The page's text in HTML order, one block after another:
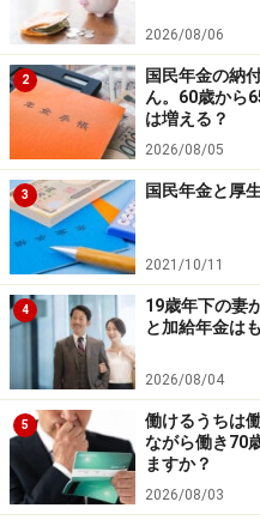
お願いします。
※記事内容は執筆時点のもの
い。
本記事の内容は一般的な情報
商品や投資行動を推奨するも
投資や資産運用に関する最終
行ってください。
掲載情報の正確性・完全性に
が、その内容を保証するもの
などについて当社は一切の責任
最新の情報や詳細については
の公式情報をご確認ください。
【編集部からのお知らせ】
・「家計」について、 アン
中です！
※抽選で20名にAmazonギフ
※謝礼付きの限定アンケート
なります
2026/08/06
2
国民年金の納
ん。60歳から
は増える？
2026/08/05
3 国民年金と厚
2021/10/11
4
19歳年下の妻
と加給年金は
2026/08/04
5
働けるうちは
ながら働き70
ますか？
2026/08/03